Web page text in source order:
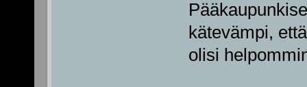
kätevämpi,
olisi